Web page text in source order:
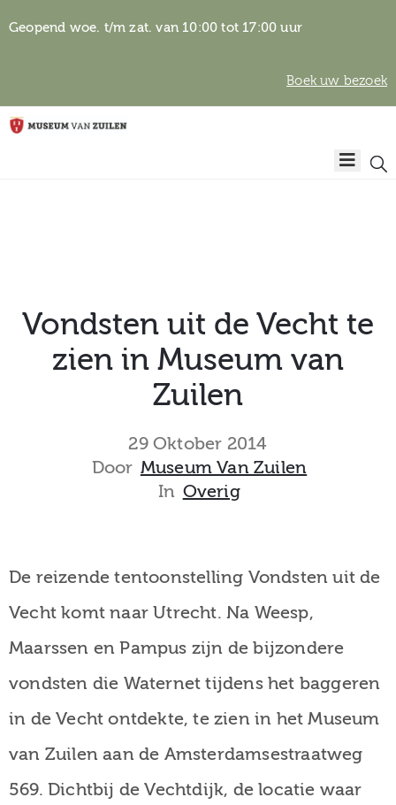
Geopend woe. t/m zat. van 10:00 tot 17:00 uur
Boek uw bezoek
Home
Over het
Verhalen
over
Zuilen
Collectie
Vondsten uit de Vecht te
zien in Museum van
Zuilen
29 Oktober 2014
Door Museum Van Zuilen
In Overig
De reizende tentoonstelling Vondsten uit de
Vecht komt naar Utrecht. Na Weesp,
Maarssen en Pampus zijn de bijzondere
vondsten die Waternet tijdens het baggeren
in de Vecht ontdekte, te zien in het Museum
van Zuilen aan de Amsterdamsestraatweg
569. Dichtbij de Vechtdijk, de locatie waar
Algemene